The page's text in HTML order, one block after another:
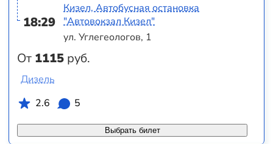
18:29
От 1115 руб.
Кизел, Автобусная остановка
"Автовокзал Кизел"
ул. Углегеологов, 1
Выбрать билет
Дизель
2.6
5